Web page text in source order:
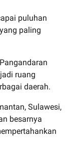
puluhan
paling
ruang
daerah.
Sulawesi,
besarnya